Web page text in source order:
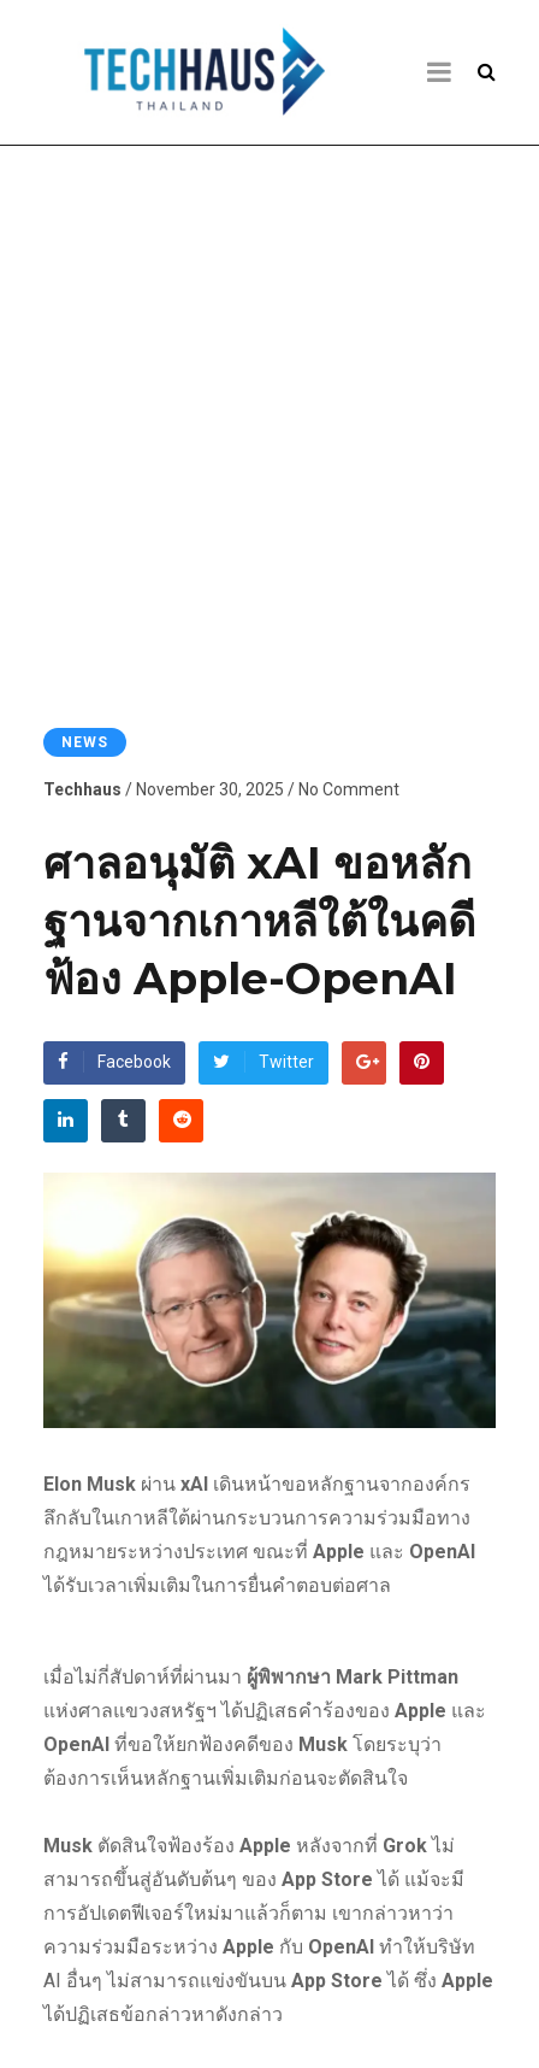
NEWS
Techhaus / November 30, 2025 / No Comment
ศาลอนุมัติ xAI ขอหลัก
ฐานจากเกาหลีใต้ในคดี
ฟ้อง Apple-OpenAI
Facebook Twitter
Elon Muskผ่าน xAIเดินหน้าขอหลักฐานจากองค์กร
ลึกลับในเกาหลีใต้ผ่านกระบวนการความร่วมมือทาง
กฎหมายระหว่างประเทศ ขณะที่ Apple และ OpenAI
ได้รับเวลาเพิ่มเติมในการยื่นคำตอบต่อศาล
เมื่อไม่กี่สัปดาห์ที่ผ่านมา ผู้พิพากษา Mark Pittman
แห่งศาลแขวงสหรัฐฯ ได้ปฏิเสธคำร้องของ Apple และ
OpenAIที่ขอให้ยกฟ้องคดีของ Muskโดยระบุว่า
ต้องการเห็นหลักฐานเพิ่มเติมก่อนจะตัดสินใจ
Muskตัดสินใจฟ้องร้อง Apple หลังจากที่ Grokไม่
สามารถขึ้นสู่อันดับต้นๆ ของ App Store ได้ แม้จะมี
การอัปเดตฟีเจอร์ใหม่มาแล้วก็ตาม เขากล่าวหาว่า
ความร่วมมือระหว่าง Apple กับ OpenAIทำให้บริษัท
AI อื่นๆ ไม่สามารถแข่งขันบน App Store ได้ ซึ่ง Apple
ได้ปฏิเสธข้อกล่าวหาดังกล่าว